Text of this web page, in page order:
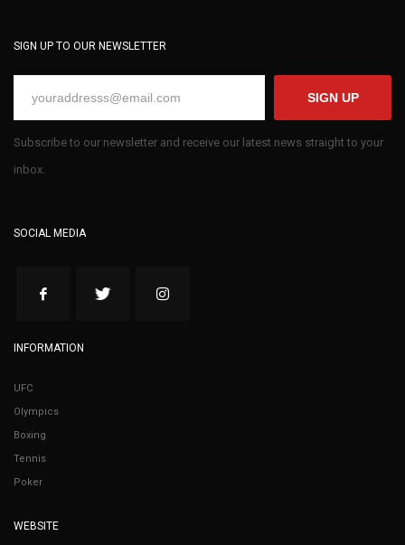
SIGN UP TO OUR NEWSLETTER
SIGN UP
Subscribe to our newsletter and receive our latest news straight to your
inbox.
SOCIAL MEDIA
INFORMATION
UFC
Olympics
Boxing
Tennis
Poker
WEBSITE